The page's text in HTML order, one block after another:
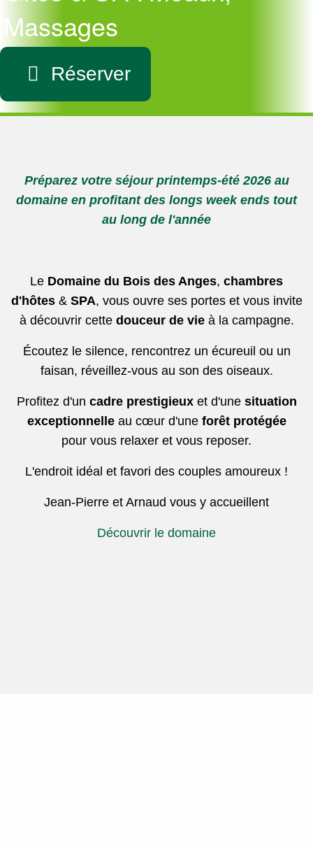
Massages
Réserver
Préparez votre séjour printemps-été 2026 au
domaine en profitant des longs week ends tout
au long de l'année
Le Domaine du Bois des Anges, chambres
d'hôtes& SPA, vous ouvre ses portes et vous invite
à découvrir cette douceur de vieà la campagne.
Écoutez le silence, rencontrez un écureuil ou un
faisan, réveillez-vous au son des oiseaux.
Profitez d'un cadre prestigieuxet d'une situation
exceptionnelleau cœur d'une forêt protégée
pour vous relaxer et vous reposer.
L'endroit idéal et favori des couples amoureux !
Jean-Pierre et Arnaud vous y accueillent
Découvrir le domaine